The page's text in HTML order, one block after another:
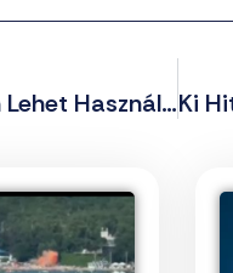
Kiszúrás Mindenkivel: Nem Lehet Használni BKV-Bérlettel A HÉV-Eket És A Volán Budapesti Járatait